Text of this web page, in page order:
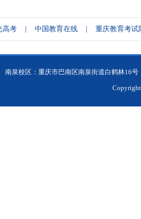
高考 中国教育在线 重庆教育考试
南泉校区：重庆市巴南区南泉街道白鹤林16